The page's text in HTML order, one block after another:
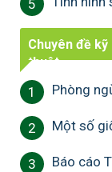
5
Chuyên đề kỹ
thuật
1 Phòng
2 Một số
3 Báo cáo